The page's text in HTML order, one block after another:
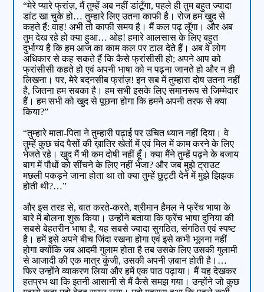
“मेरे प्यारे फ्रांज़, मैं तुम्हें अब नहीं डांटूँगा, पहले ही तुम बहुत ज्यादा
डांट खा चुके हो… तुम्हारे लिए उतना काफी है। रोज हम खुद से
कहते हैं: वाह! अभी तो काफी समय है। मैं कल पढ़ लूँगा। और अब
तुम देख रहे हो क्या हुआ… ओह! हमारे आलसास के लिए बहुत
दुर्भाग्य है कि हम आज का काम कल पर टाल देते हैं। अब वे लोग
अधिकार से कह सकते हैं कि कैसे फ्रांसीसी हो; अपने आप को
फ्रांसीसी कहते हो एवं अपनी भाषा को न पढ़ना जानते हो और न ही
लिखना। पर, मेरे बदनसीब फ्रांज़! इन सब में तुम्हारा दोष उतना नहीं
है, जितना हम सबका है। हम सभी इसके लिए समानरूप से जिम्मेदार
हैं। हम सभी को खुद से पूछना होगा कि हमने अपनी तरफ से क्या
किया?”
“तुम्हारे माता-पिता ने तुम्हारी पढ़ाई पर उचित ध्यान नहीं दिया। वे
तुम्हें कुछ चंद पैसों की ख़ातिर खेतों में एवं मिल में काम करने के लिए
भेजते रहे। खुद मैं भी कम दोषी नहीं हूँ। क्या मैंने तुम्हें पढ़ने के बजाय
बाग में पौधों को सींचने के लिए नहीं भेजा? और जब मुझे ट्राउट
मछली पकड़ने जाना होता था तो क्या तुम्हें छुट्टी देने में मुझे झिझक
होती थी?…”
और इस तरह से, बात करते-करते, श्रीमान हैमल ने फ्रेंच भाषा के
बारे में बोलना शुरू किया। उन्होंने बताया कि फ्रेंच भाषा दुनिया की
सबसे बेहतरीन भाषा है, यह सबसे ज्यादा सुगठित, संगठित एवं स्पष्ट
है। हमें इसे अपने बीच जिंदा रखना होगा एवं इसे कभी भूलना नहीं
होगा क्योंकि जब आदमी गुलाम होता है तब उसके लिए उसकी गुलामी
से आजादी की एक मात्र कुंजी, उसकी अपनी ज़बान होती है।…
फिर उन्होंने व्याकरण लिया और हमें एक पाठ पढ़ाया। मैं यह देखकर
हतप्रभ था कि इतनी आसानी से मैं कैसे समझ गया। उन्होंने जो कुछ